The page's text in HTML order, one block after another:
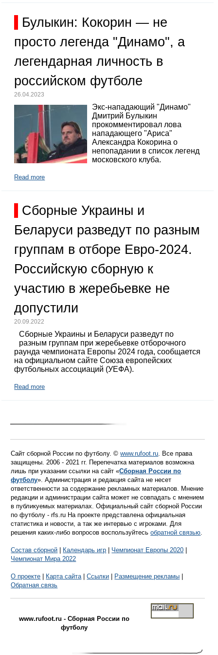
Булыкин: Кокорин — не
просто легенда "Динамо", а
легендарная личность в
российском футболе
26.04.2023
Экс-нападающий "Динамо"
Дмитрий Булыкин
прокомментировал лова
нападающего "Ариса"
Александра Кокорина о
непопадании в список легенд
московского клуба.
Read more
Сборные Украины и
Беларуси разведут по разным
группам в отборе Евро-2024.
Российскую сборную к
участию в жеребьевке не
допустили
20.09.2022
Сборные Украины и Беларуси разведут по
разным группам при жеребьевке отборочного
раунда чемпионата Европы 2024 года, сообщается
на официальном сайте Союза европейских
футбольных ассоциаций (УЕФА).
Read more
Сайт сборной России по футболу. ©www.rufoot.ru. Все права
защищены. 2006 - 2021 гг. Перепечатка материалов возможна
лишь при указании ссылки на сайт «Сборная России по
футболу». Администрация и редакция сайта не несет
ответственности за содержание рекламных материалов. Мнение
редакции и администрации сайта может не совпадать с мнением
в публикуемых материалах. Официальный сайт сборной России
по футболу - rfs.ru На проекте представлена официальная
статистика и новости, а так же интервью с игроками. Для
решения каких-либо вопросов воспользуйтесьобратной связью.
Состав сборной Календарь игр Чемпионат Европы 2020
Чемпионат Мира 2022
О проекте Карта сайта|Ссылки Размещение рекламы
Обратная связь
www.rufoot.ru - Сборная России по
футболу